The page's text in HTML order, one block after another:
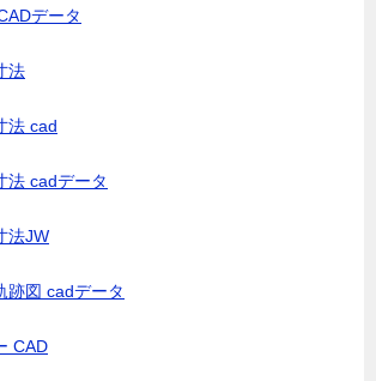
データ
法
法 cad
法 cadデータ
法JW
跡図 cadデータ
CAD